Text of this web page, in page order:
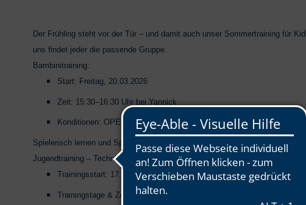
Der Frühling steht vor der Tür – und damit auch unser Sommertraining für
uns findet jeder die passende Gruppe.
Bambinitraining:
Start: Freitag, 20.03.2026
Zeit: 15:30–16:30 Uhr bei Yannick
Konditionen: OPEN.9er 299€, Gäste 349€
Spielerisch lernen und Spaß haben– perfekt für unsere kleinsten Golfhelden!
Jugendtraining – Technik, Team & jede Menge Spaß:
Trainingsstart: 17.–21.03.2026
Trainingstage & Zeiten: